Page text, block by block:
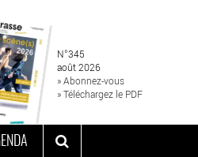
N°345
août 2026
» Abonnez-vous
» Téléchargez le PDF